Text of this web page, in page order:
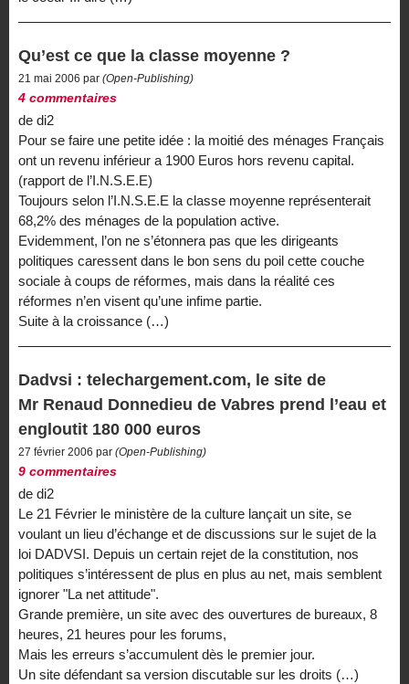
Qu’est ce que la classe moyenne ?
21 mai 2006 par (Open-Publishing)
4 commentaires
de di2
Pour se faire une petite idée : la moitié des ménages Français
ont un revenu inférieur a 1900 Euros hors revenu capital.
(rapport de l’I.N.S.E.E)
Toujours selon l’I.N.S.E.E la classe moyenne représenterait
68,2% des ménages de la population active.
Evidemment, l’on ne s’étonnera pas que les dirigeants
politiques caressent dans le bon sens du poil cette couche
sociale à coups de réformes, mais dans la réalité ces
réformes n’en visent qu’une infime partie.
Suite à la croissance (…)
Dadvsi : telechargement.com, le site de
Mr Renaud Donnedieu de Vabres prend l’eau et
engloutit 180 000 euros
27 février 2006 par (Open-Publishing)
9 commentaires
de di2
Le 21 Février le ministère de la culture lançait un site, se
voulant un lieu d’échange et de discussions sur le sujet de la
loi DADVSI. Depuis un certain rejet de la constitution, nos
politiques s’intéressent de plus en plus au net, mais semblent
ignorer "La net attitude".
Grande première, un site avec des ouvertures de bureaux, 8
heures, 21 heures pour les forums,
Mais les erreurs s’accumulent dès le premier jour.
Un site défendant sa version discutable sur les droits (…)